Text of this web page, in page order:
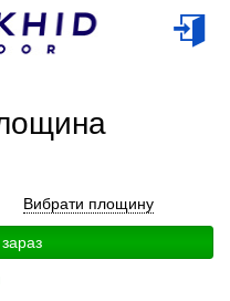
Вибрати площину